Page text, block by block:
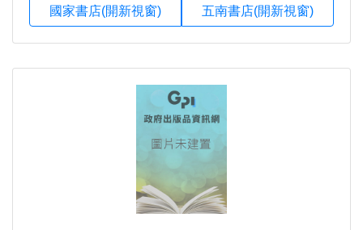
國家書店(開新視窗) 五南書店(開新視窗)